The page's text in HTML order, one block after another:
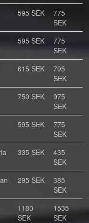
595 SEK
775
SEK
595 SEK
775
SEK
615 SEK
795
SEK
750 SEK
975
SEK
595 SEK
775
SEK
335 SEK
435
SEK
295 SEK
385
SEK
1180
SEK
1535
SEK